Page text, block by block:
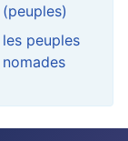
(peuples)
les peuples
nomades